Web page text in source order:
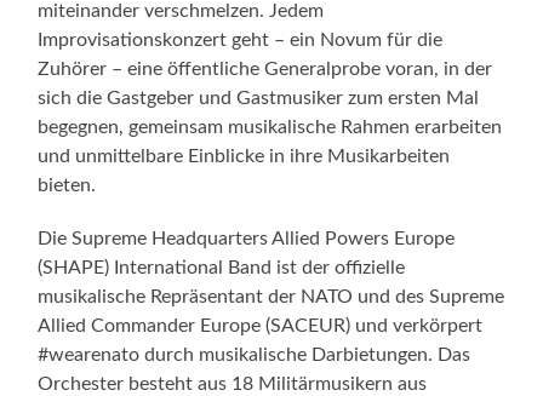
miteinander verschmelzen. Jedem
Improvisationskonzert geht – ein Novum für die
Zuhörer – eine öffentliche Generalprobe voran, in der
sich die Gastgeber und Gastmusiker zum ersten Mal
begegnen, gemeinsam musikalische Rahmen erarbeiten
und unmittelbare Einblicke in ihre Musikarbeiten
bieten.
Die Supreme Headquarters Allied Powers Europe
(SHAPE) International Band ist der offizielle
musikalische Repräsentant der NATO und des Supreme
Allied Commander Europe (SACEUR) und verkörpert
#wearenato durch musikalische Darbietungen. Das
Orchester besteht aus 18 Militärmusikern aus